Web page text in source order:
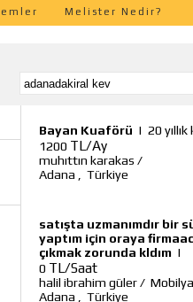
Melister Nedir?
Bayan Kuaförü | 20
1200 TL/Ay
muhıttın karakas /
Adana
Türkiye
satışta uzmanımdır bir
yaptım için oraya
çıkmak zorunda kldım |
0 TL/Saat
halil ibrahim güler/
Adana
Türkiye